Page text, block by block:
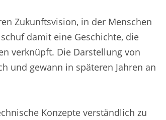
Zukunftsvision, in der Menschen
damit eine Geschichte, die
verknüpft. Die Darstellung von
und gewann in späteren Jahren an
Konzepte verständlich zu